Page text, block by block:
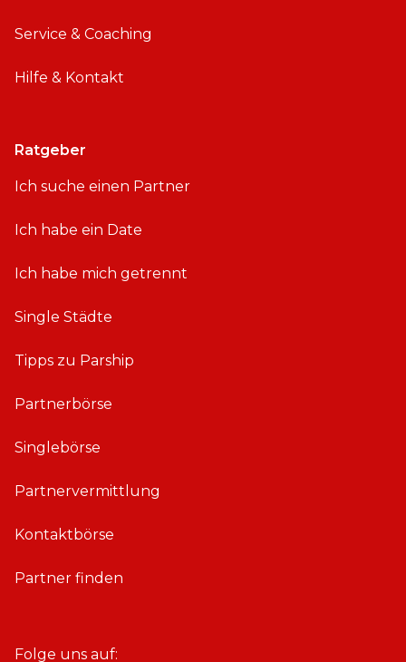
Service & Coaching
Hilfe & Kontakt
Ratgeber
Ich suche einen Partner
Ich habe ein Date
Ich habe mich getrennt
Single Städte
Tipps zu Parship
Partnerbörse
Singlebörse
Partnervermittlung
Kontaktbörse
Partner finden
Folge uns auf: